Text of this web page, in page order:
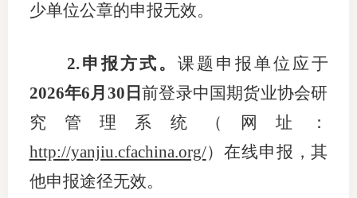
少单位公章的申报无效。
2.申报方式 。 课题 申报 单位 应于
2026年6月 30 日前登录中国期货业协会研
究管理系统（网址：
http://yanjiu.cfachina.org/）在线申报，其
他申报途径无效。